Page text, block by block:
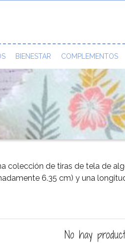
BIENESTAR COMPLEMENTOS
colección de tiras de tela de
6.35 cm) y una
No hay